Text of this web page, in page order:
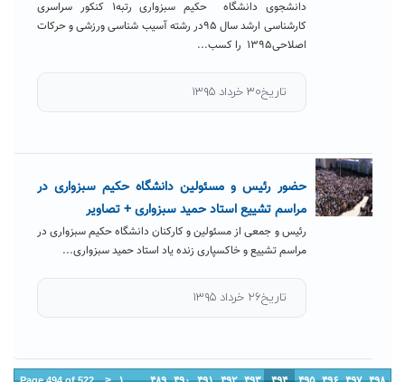
دانشجوی دانشگاه حکیم سبزواری رتبه۱ کنکور سراسری
کارشناسی ارشد سال ۹۵در رشته آسیب شناسی ورزشی و حرکات
اصلاحی۱۳۹۵ را کسب...
تاریخ۳۰ خرداد ۱۳۹۵
حضور رئیس و مسئولین دانشگاه حکیم سبزواری در
مراسم تشییع استاد حمید سبزواری + تصاویر
رئیس و جمعی از مسئولین و کارکنان دانشگاه حکیم سبزواری در
مراسم تشییع و خاکسپاری زنده یاد استاد حمید سبزواری...
تاریخ۲۶ خرداد ۱۳۹۵